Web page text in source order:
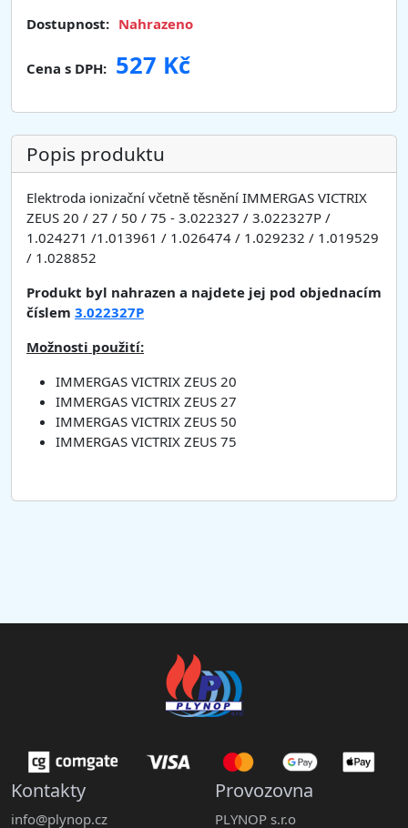
Dostupnost: Nahrazeno
Cena s DPH: 527 Kč
Popis produktu
Elektroda ionizační včetně těsnění IMMERGAS VICTRIX
ZEUS 20 / 27 / 50 / 75 - 3.022327 / 3.022327P /
1.024271 /1.013961 / 1.026474 / 1.029232 / 1.019529
/ 1.028852
Produkt byl nahrazen a najdete jej pod objednacím
číslem 3.022327P
Možnosti použití:
IMMERGAS VICTRIX ZEUS 20
IMMERGAS VICTRIX ZEUS 27
IMMERGAS VICTRIX ZEUS 50
IMMERGAS VICTRIX ZEUS 75
Kontakty
info@plynop.cz
Provozovna
PLYNOP s.r.o